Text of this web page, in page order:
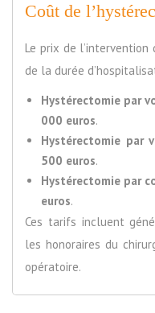
Coût de
Le prix de
de la durée
Hystérectomie par
000 euros.
Hystérectomie par
500 euros.
Hystérectomie par
euros.
Ces tarifs incluent
les honoraires du
opératoire.